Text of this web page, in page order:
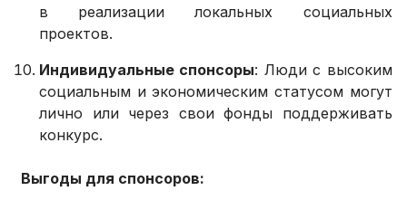
в реализации локальных социальных
проектов.
Индивидуальные спонсоры: Люди с высоким
социальным и экономическим статусом могут
лично или через свои фонды поддерживать
конкурс.
Выгоды для спонсоров: